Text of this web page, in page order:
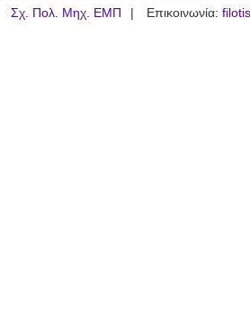
Σχ. Πολ. Μηχ. ΕΜΠ Επικοινωνία: